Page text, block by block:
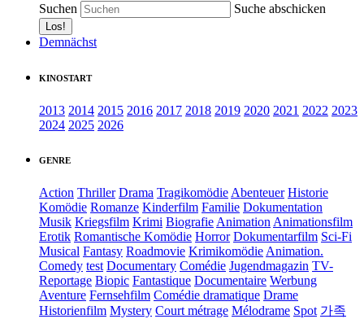
Suchen Suche abschicken
Demnächst
KINOSTART
2013 2014 2015 2016 2017 2018 2019 2020 2021 2022 2023
2024 2025 2026
GENRE
Action Thriller Drama TragikomödieAbenteuer Historie
Komödie Romanze Kinderfilm Familie Dokumentation
Musik Kriegsfilm Krimi BiografieAnimationAnimationsfilm
Erotik Romantische Komödie Horror Dokumentarfilm Sci-Fi
Musical Fantasy Roadmovie KrimikomödieAnimation.
Comedy test Documentary Comédie Jugendmagazin TV-
Reportage Biopic Fantastique Documentaire Werbung
Aventure Fernsehfilm Comédie dramatique Drame
Historienfilm Mystery Court métrage Mélodrame Spot 가족